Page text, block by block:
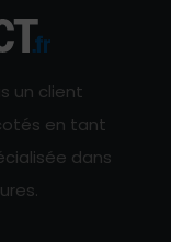
un client
en tant
dans